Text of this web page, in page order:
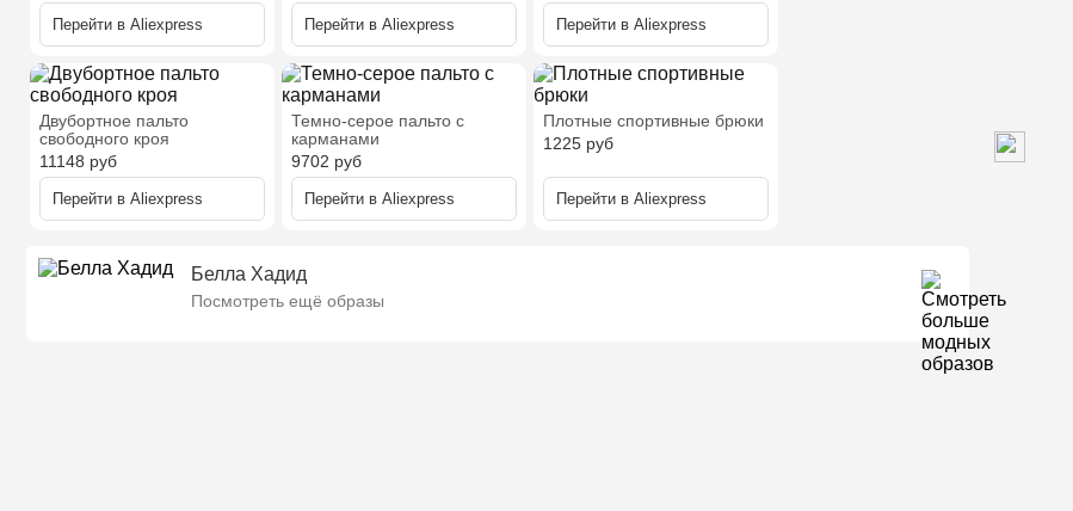
Перейти вAliexpress Перейти вAliexpress Перейти вAliexpress
Двубортное пальто
свободного кроя
11148 руб
Перейти вAliexpress
Темно-серое пальто с
карманами
9702 руб
Перейти вAliexpress
Плотные спортивные брюки
1225 руб
Перейти вAliexpress
Белла Хадид
Посмотреть ещё образы